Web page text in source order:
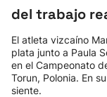
del trabajo
El atleta vizcaíno
plata junto a Paula
en el Campeonato
Torun, Polonia. En
siente.